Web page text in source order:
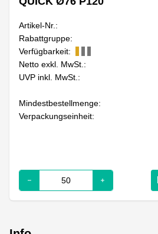
Artikel-Nr.:
Rabattgruppe:
Verfügbarkeit:
Netto exkl. MwSt.:
UVP inkl. MwSt.:
Mindestbestellmenge:
Verpackungseinheit: